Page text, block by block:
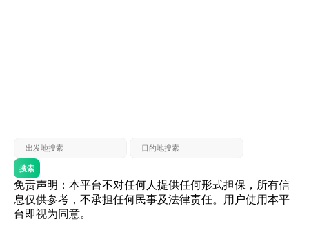
搜索
免责声明：本平台不对任何人提供任何形式担保，所有信
息仅供参考，不承担任何民事及法律责任。用户使用本平
台即视为同意。